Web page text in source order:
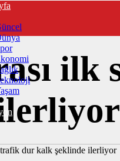
DURUMU
ECZANELER
SONUÇLAR
GÖNDER